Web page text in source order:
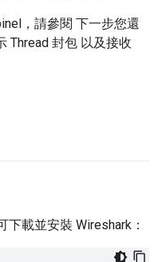
，請參閱 下一步您還
Thread 封包 以及接收
載並安裝 Wireshark：